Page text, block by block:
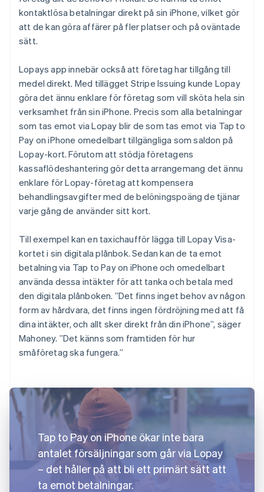
kontaktlösa betalningar direkt på sin iPhone, vilket gör
att de kan göra affärer på fler platser och på oväntade
sätt.
Lopays app innebär också att företag har tillgång till
medel direkt. Med tillägget Stripe Issuing kunde Lopay
göra det ännu enklare för företag som vill sköta hela sin
verksamhet från sin iPhone. Precis som alla betalningar
som tas emot via Lopay blir de som tas emot via Tap to
Pay on iPhone omedelbart tillgängliga som saldon på
Lopay-kort. Förutom att stödja företagens
kassaflödeshantering gör detta arrangemang det ännu
enklare för Lopay-företag att kompensera
behandlingsavgifter med de belöningspoäng de tjänar
varje gång de använder sitt kort.
Till exempel kan en taxichaufför lägga till Lopay Visa-
kortet i sin digitala plånbok. Sedan kan de ta emot
betalning via Tap to Pay on iPhone och omedelbart
använda dessa intäkter för att tanka och betala med
den digitala plånboken. ”Det finns inget behov av någon
form av hårdvara, det finns ingen fördröjning med att få
dina intäkter, och allt sker direkt från din iPhone”, säger
Mahoney. ”Det känns som framtiden för hur
småföretag ska fungera.”
Tap to Pay on iPhone ökar inte bara
antalet försäljningar som går via Lopay
– det håller på att bli ett primärt sätt att
ta emot betalningar.